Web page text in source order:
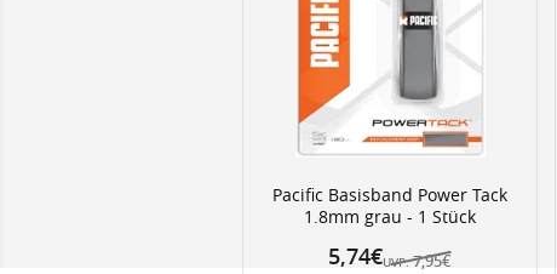
Pacific Basisband Power Tack
1.8mm grau - 1 Stück
UVP: 7,95€
5,74€